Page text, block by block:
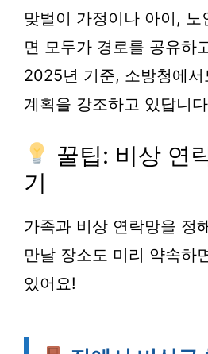
맞벌이 가정이나 아이,
면 모두가 경로를 공유하
2025년 기준, 소방청에서
계획을 강조하고 있답니
꿀팁: 비상 연
기
가족과 비상 연락망을 정
만날 장소도 미리 약속하
있어요!